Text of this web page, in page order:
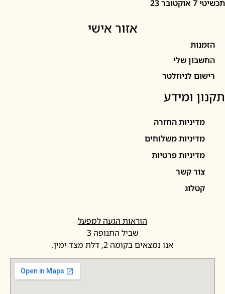
אזור אישי
שלי
לניוזלטר
ומידע
החזרה
משלוחים
פרטיות
קשר
הוראות הגעה למפעל
שביל התנופה 3
אנו נמצאים בקומה 2, דלת מצד ימין.